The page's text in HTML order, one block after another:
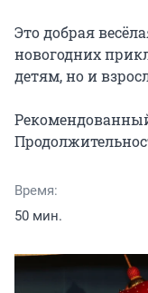
Это добрая
новогодних
детям, но и
Время:
50 мин.